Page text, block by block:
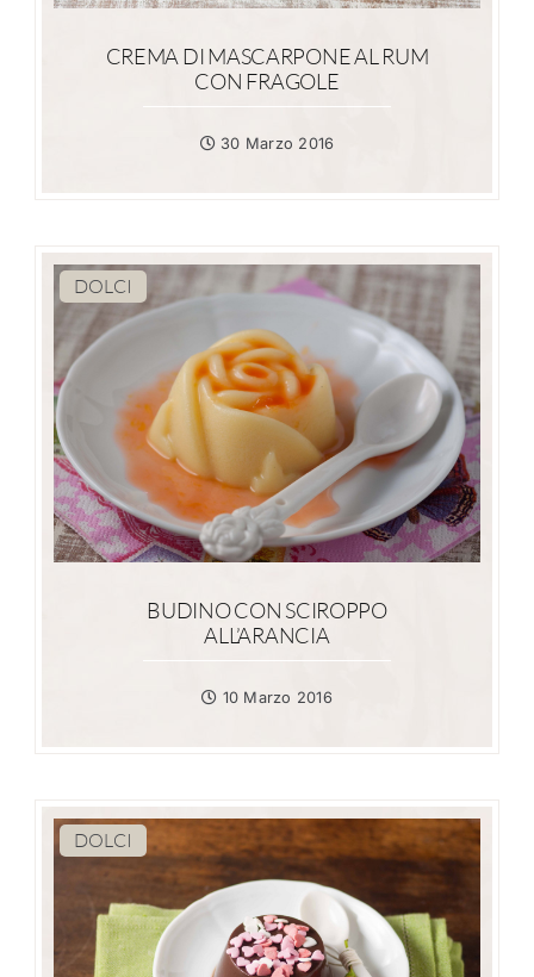
CREMA DI MASCARPONE AL RUM
CON FRAGOLE
30 Marzo 2016
DOLCI
BUDINO CON SCIROPPO
ALL’ARANCIA
10 Marzo 2016
DOLCI